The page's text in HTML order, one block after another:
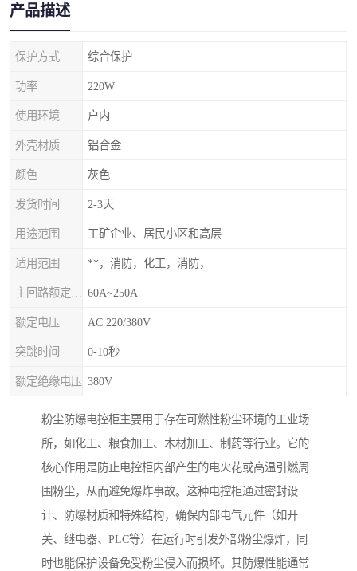
产品描述
保护方式 综合保护
功率 220W
使用环境 户内
外壳材质 铝合金
颜色 灰色
发货时间 2-3天
用途范围 工矿企业、居民小区和高层
适用范围 **，消防，化工，消防，
60A~250A
额定电压 AC 220/380V
突跳时间 0-10秒
额定绝缘电压 380V
粉尘防爆电控柜主要用于存在可燃性粉尘环境的工业场
所，如化工、粮食加工、木材加工、制药等行业。它的
核心作用是防止电控柜内部产生的电火花或高温引燃周
围粉尘，从而避免爆炸事故。这种电控柜通过密封设
计、防爆材质和特殊结构，确保内部电气元件（如开
关、继电器、PLC等）在运行时引发外部粉尘爆炸，同
时也能保护设备免受粉尘侵入而损坏。其防爆性能通常